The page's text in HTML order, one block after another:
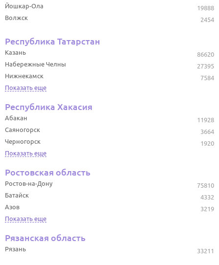
19888
Йошкар-Ола
2454
Волжск
Республика Татарстан
86620
Казань
27395
Набережные Челны
7584
Нижнекамск
Показать еще
Республика Хакасия
11928
Абакан
3664
Саяногорск
1920
Черногорск
Показать еще
Ростовская область
75810
Ростов-на-Дону
4332
Батайск
3219
Азов
Показать еще
Рязанская область
33211
Рязань